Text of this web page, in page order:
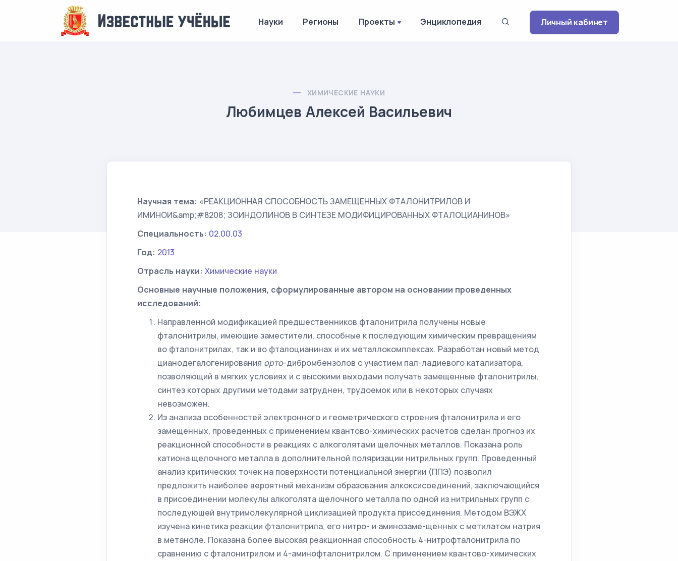
Науки Регионы Проекты Энциклопедия Личный кабинет
ХИМИЧЕСКИЕ НАУКИ
Любимцев Алексей Васильевич
Научная тема: «РЕАКЦИОННАЯ СПОСОБНОСТЬ ЗАМЕЩЕННЫХ ФТАЛОНИТРИЛОВ И
ИМИНОИ&amp;#8208; ЗОИНДОЛИНОВ В СИНТЕЗЕ МОДИФИЦИРОВАННЫХ ФТАЛОЦИАНИНОВ»
Специальность: 02.00.03
Год: 2013
Отрасль науки: Химические науки
Основные научные положения, сформулированные автором на основании проведенных
исследований:
Направленной модификацией предшественников фталонитрила получены новые
фталонитрилы, имеющие заместители, способные к последующим химическим превращениям
во фталонитрилах, так и во фталоцианинах и их металлокомплексах. Разработан новый метод
цианодегалогенирования орто-дибромбензолов с участием пал-ладиевого катализатора,
позволяющий в мягких условиях и с высокими выходами получать замещенные фталонитрилы,
синтез которых другими методами затруднен, трудоемок или в некоторых случаях
невозможен.
Из анализа особенностей электронного и геометрического строения фталонитрила и его
замещенных, проведенных с применением квантово-химических расчетов сделан прогноз их
реакционной способности в реакциях с алкоголятами щелочных металлов. Показана роль
катиона щелочного металла в дополнительной поляризации нитрильных групп. Проведенный
анализ критических точек на поверхности потенциальной энергии (ППЭ) позволил
предложить наиболее вероятный механизм образования алкоксисоединений, заключающийся
в присоединении молекулы алкоголята щелочного металла по одной из нитрильных групп с
последующей внутримолекулярной циклизацией продукта присоединения. Методом ВЭЖХ
изучена кинетика реакции фталонитрила, его нитро- и аминозаме-щенных с метилатом натрия
в метаноле. Показана более высокая реакционная способность 4-нитрофталонитрила по
сравнению с фталонитрилом и 4-аминофталонитрилом. С применением квантово-химических